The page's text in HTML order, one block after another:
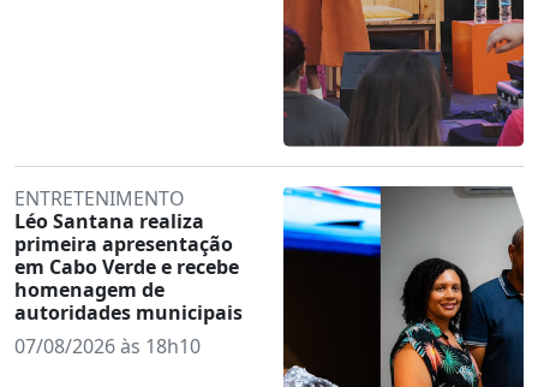
ENTRETENIMENTO
Léo Santana realiza
primeira apresentação
em Cabo Verde e recebe
homenagem de
autoridades municipais
07/08/2026 às 18h10